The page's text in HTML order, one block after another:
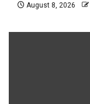
August 8, 2026